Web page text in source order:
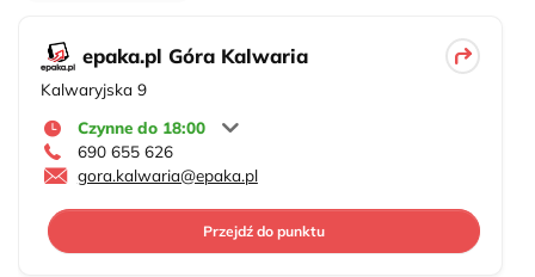
epaka.pl Góra Kalwaria
Kalwaryjska 9
Czynne do 18:00
690 655 626
gora.kalwaria@epaka.pl
Przejdź do punktu